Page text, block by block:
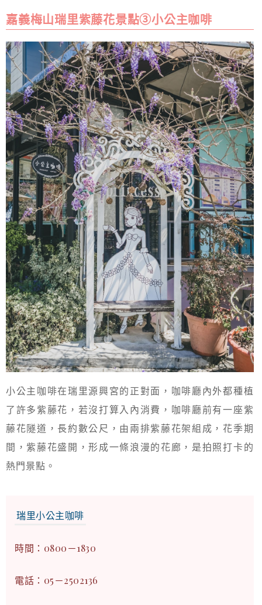
嘉義梅山瑞里紫藤花景點③小公主咖啡
小公主咖啡在瑞里源興宮的正對面，咖啡廳內外都種植
了許多紫藤花，若沒打算入內消費，咖啡廳前有一座紫
藤花隧道，長約數公尺，由兩排紫藤花架組成，花季期
間，紫藤花盛開，形成一條浪漫的花廊，是拍照打卡的
熱門景點。
瑞里小公主咖啡
時間：0800－1830
電話：05－2502136